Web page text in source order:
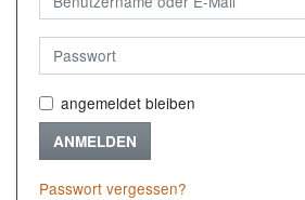
angemeldet bleiben
ANMELDEN
Passwort vergessen?